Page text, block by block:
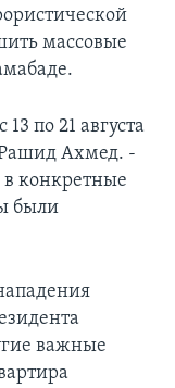
массовые
по 21 августа
Рашид Ахмед. -
в конкретные
были
важные